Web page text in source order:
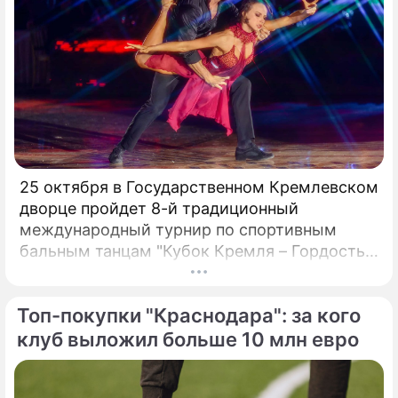
25 октября в Государственном Кремлевском
дворце пройдет 8-й традиционный
международный турнир по спортивным
бальным танцам "Кубок Кремля – Гордость
президент Российского Танцевального
Союза, заслуженный деятель искусств РФ,
народный артист России:«Наша страна
переживает сложный период жизни и
Топ-покупки "Краснодара": за кого
клуб выложил больше 10 млн евро